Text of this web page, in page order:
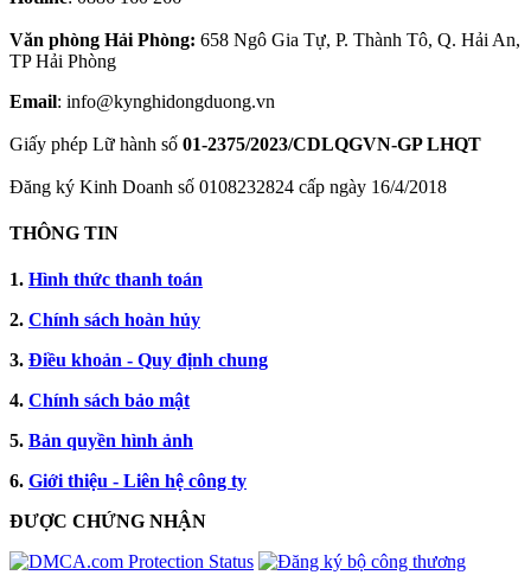
Văn phòng Hải Phòng: 658 Ngô Gia Tự, P. Thành Tô, Q. Hải An,
TP Hải Phòng
Email: info@kynghidongduong.vn
Giấy phép Lữ hành số 01-2375/2023/CDLQGVN-GP LHQT
Đăng ký Kinh Doanh số 0108232824 cấp ngày 16/4/2018
THÔNG TIN
1. Hình thức thanh toán
2. Chính sách hoàn hủy
3. Điều khoản - Quy định chung
4. Chính sách bảo mật
5. Bản quyền hình ảnh
6. Giới thiệu - Liên hệ công ty
ĐƯỢC CHỨNG NHẬN​